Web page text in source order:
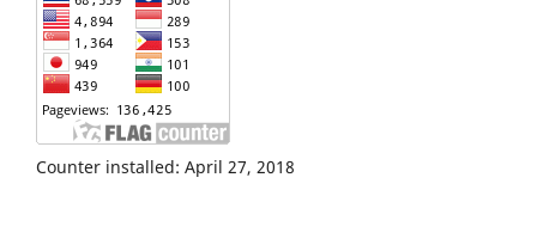
Counter installed: April 27, 2018